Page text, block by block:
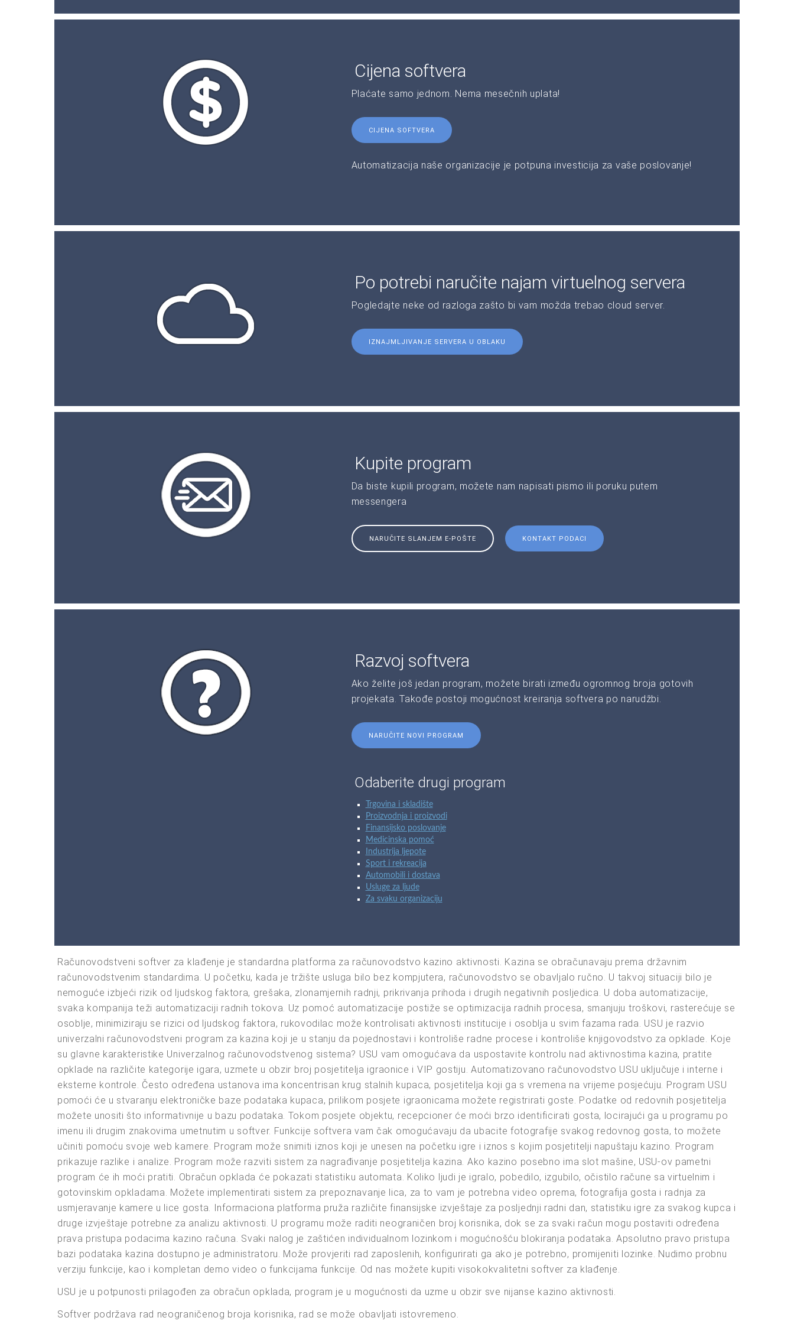
Cijena softvera
Plaćate samo jednom. Nema mesečnih uplata!
CIJENA SOFTVERA
Automatizacija naše organizacije je potpuna investicija za vaše poslovanje!
Po potrebi naručite najam virtuelnog servera
Pogledajte neke od razloga zašto bi vam možda trebao cloud server.
IZNAJMLJIVANJE SERVERA U OBLAKU
Kupite program
Da biste kupili program, možete nam napisati pismo ili poruku putem
messengera
NARUČITE SLANJEM E-POŠTE KONTAKT PODACI
Razvoj softvera
Ako želite još jedan program, možete birati između ogromnog broja gotovih
projekata. Takođe postoji mogućnost kreiranja softvera po narudžbi.
NARUČITE NOVI PROGRAM
Odaberite drugi program
Trgovina i skladište
Proizvodnja i proizvodi
Finansijsko poslovanje
Medicinska pomoć
Industrija ljepote
Sport i rekreacija
Automobili i dostava
Usluge za ljude
Za svaku organizaciju
Računovodstveni softver za klađenje je standardna platforma za računovodstvo kazino aktivnosti. Kazina se obračunavaju prema državnim
računovodstvenim standardima. U početku, kada je tržište usluga bilo bez kompjutera, računovodstvo se obavljalo ručno. U takvoj situaciji bilo je
nemoguće izbjeći rizik od ljudskog faktora, grešaka, zlonamjernih radnji, prikrivanja prihoda i drugih negativnih posljedica. U doba automatizacije,
svaka kompanija teži automatizaciji radnih tokova. Uz pomoć automatizacije postiže se optimizacija radnih procesa, smanjuju troškovi, rasterećuje se
osoblje, minimiziraju se rizici od ljudskog faktora, rukovodilac može kontrolisati aktivnosti institucije i osoblja u svim fazama rada. USU je razvio
univerzalni računovodstveni program za kazina koji je u stanju da pojednostavi i kontroliše radne procese i kontroliše knjigovodstvo za opklade. Koje
su glavne karakteristike Univerzalnog računovodstvenog sistema? USU vam omogućava da uspostavite kontrolu nad aktivnostima kazina, pratite
opklade na različite kategorije igara, uzmete u obzir broj posjetitelja igraonice i VIP gostiju. Automatizovano računovodstvo USU uključuje i interne i
eksterne kontrole. Često određena ustanova ima koncentrisan krug stalnih kupaca, posjetitelja koji ga s vremena na vrijeme posjećuju. Program USU
pomoći će u stvaranju elektroničke baze podataka kupaca, prilikom posjete igraonicama možete registrirati goste. Podatke od redovnih posjetitelja
možete unositi što informativnije u bazu podataka. Tokom posjete objektu, recepcioner će moći brzo identificirati gosta, locirajući ga u programu po
imenu ili drugim znakovima umetnutim u softver. Funkcije softvera vam čak omogućavaju da ubacite fotografije svakog redovnog gosta, to možete
učiniti pomoću svoje web kamere. Program može snimiti iznos koji je unesen na početku igre i iznos s kojim posjetitelji napuštaju kazino. Program
prikazuje razlike i analize. Program može razviti sistem za nagrađivanje posjetitelja kazina. Ako kazino posebno ima slot mašine, USU-ov pametni
program će ih moći pratiti. Obračun opklada će pokazati statistiku automata. Koliko ljudi je igralo, pobedilo, izgubilo, očistilo račune sa virtuelnim i
gotovinskim opkladama. Možete implementirati sistem za prepoznavanje lica, za to vam je potrebna video oprema, fotografija gosta i radnja za
usmjeravanje kamere u lice gosta. Informaciona platforma pruža različite finansijske izvještaje za posljednji radni dan, statistiku igre za svakog kupca i
druge izvještaje potrebne za analizu aktivnosti. U programu može raditi neograničen broj korisnika, dok se za svaki račun mogu postaviti određena
prava pristupa podacima kazino računa. Svaki nalog je zaštićen individualnom lozinkom i mogućnošću blokiranja podataka. Apsolutno pravo pristupa
bazi podataka kazina dostupno je administratoru. Može provjeriti rad zaposlenih, konfigurirati ga ako je potrebno, promijeniti lozinke. Nudimo probnu
verziju funkcije, kao i kompletan demo video o funkcijama funkcije. Od nas možete kupiti visokokvalitetni softver za klađenje.
USU je u potpunosti prilagođen za obračun opklada, program je u mogućnosti da uzme u obzir sve nijanse kazino aktivnosti.
Softver podržava rad neograničenog broja korisnika, rad se može obavljati istovremeno.